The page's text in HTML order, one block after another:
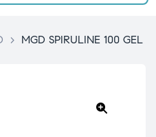
> MGD SPIRULINE 100 GEL